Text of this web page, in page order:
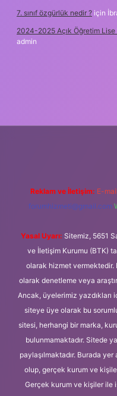
7. sınıf özgürlük nedir ? için
2024-2025 Açık Öğretim Lise
admin
Reklam ve İletişim: E-
forumhizmeti@gmail.com
Yasal Uyarı: Sitemiz, 5651
ve İletişim Kurumu (BTK)
olarak hizmet
olarak denetleme veya
Ancak, üyelerimiz yazdıkları
siteye üye olarak bu
sitesi, herhangi bir marka,
bulunmamaktadır. Sitede
paylaşılmaktadır. Burada
olup, gerçek kurum ve
Gerçek kurum ve kişiler ile